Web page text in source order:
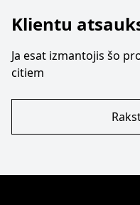
Klientu
Ja esat izmantojis šo
citiem